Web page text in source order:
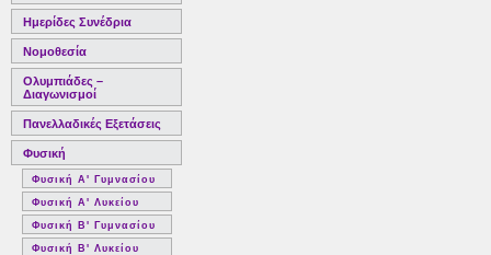
Ημερίδες Συνέδρια
Νομοθεσία
Ολυμπιάδες –
Διαγωνισμοί
Πανελλαδικές Εξετάσεις
Φυσική
Φυσική Α' Γυμνασίου
Φυσική Α' Λυκείου
Φυσική Β' Γυμνασίου
Φυσική Β' Λυκείου